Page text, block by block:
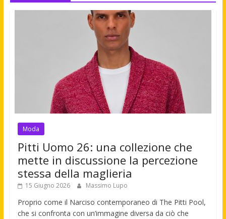
Moda
Pitti Uomo 26: una collezione che
mette in discussione la percezione
stessa della maglieria
15 Giugno 2026 Massimo Lupo
Proprio come il Narciso contemporaneo di The Pitti Pool,
che si confronta con un’immagine diversa da ciò che